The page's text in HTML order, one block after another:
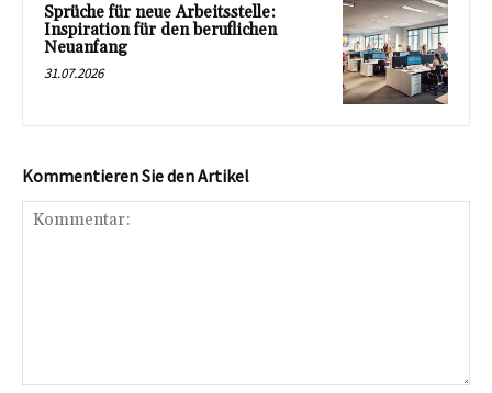
Sprüche für neue Arbeitsstelle:
Inspiration für den beruflichen
Neuanfang
31.07.2026
Kommentieren Sie den Artikel